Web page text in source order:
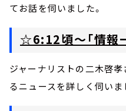
てお話を伺いました。
☆6:12頃～「情報
ジャーナリストの二木啓孝
るニュースを詳しく伺いま